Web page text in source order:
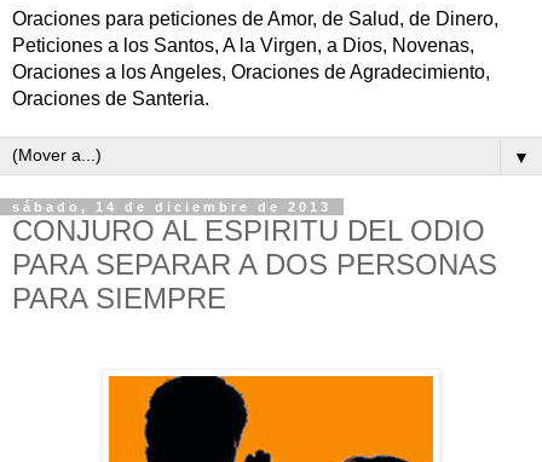
Oraciones para peticiones de Amor, de Salud, de Dinero,
Peticiones a los Santos, A la Virgen, a Dios, Novenas,
Oraciones a los Angeles, Oraciones de Agradecimiento,
Oraciones de Santeria.
▼
sábado, 14 de diciembre de 2013
CONJURO AL ESPIRITU DEL ODIO
PARA SEPARAR A DOS PERSONAS
PARA SIEMPRE